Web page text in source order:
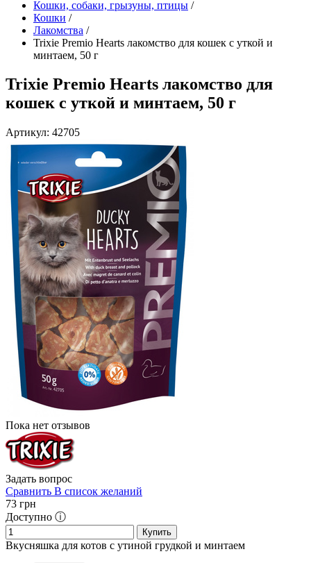
Кошки, собаки, грызуны, птицы /
Кошки /
Лакомства /
Trixie Premio Hearts лакомство для кошек с уткой и
минтаем, 50 г
Trixie Premio Hearts лакомство для
кошек с уткой и минтаем, 50 г
Артикул: 42705
Пока нет отзывов
Задать вопрос
Сравнить В список желаний
73 грн
Доступно ⓘ
Купить
Вкусняшка для котов с утиной грудкой и минтаем